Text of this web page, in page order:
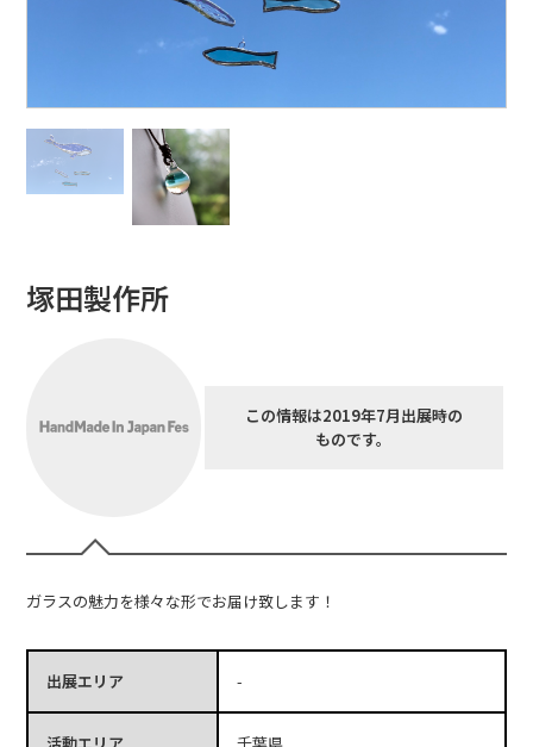
塚田製作所
この情報は2019年7月出展時の
ものです。
ガラスの魅力を様々な形でお届け致します！
出展エリア -